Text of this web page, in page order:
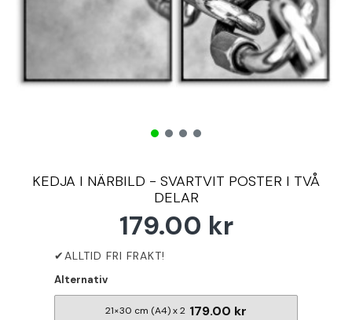
KEDJA I NÄRBILD - SVARTVIT POSTER I TVÅ
DELAR
179.00 kr
Alternativ
21×30 cm (A4) x 2 179.00 kr